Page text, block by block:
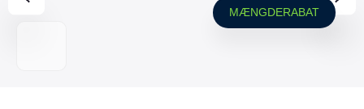
MÆNGDERABAT